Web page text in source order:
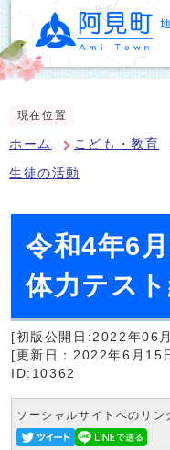
現在位置
ホーム こども・教育
生徒の活動
令和4年6
体力テス
[初版公開日:2022年06
[更新日：2022年6月15
ID:10362
ソーシャルサイトへのリ